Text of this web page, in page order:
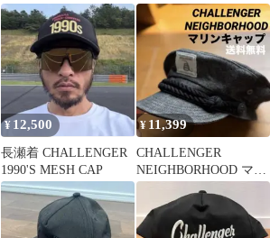
イズ
¥ 12,500
長瀬着 CHALLENGER
1990'S MESH CAP
¥ 11,399
CHALLENGER
NEIGHBORHOOD マリ
ンキャップ デニム